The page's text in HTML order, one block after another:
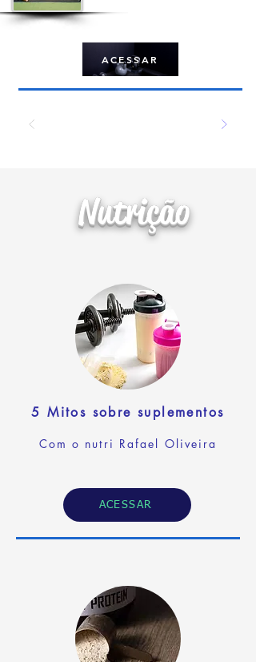
ACESSAR
Nutrição
5 Mitos sobre suplementos
Com o nutri Rafael Oliveira
ACESSAR